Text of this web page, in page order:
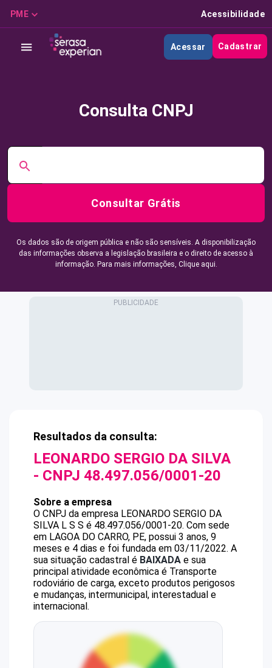
PME Acessibilidade
Acessar Cadastrar
Consulta CNPJ
Consultar Grátis
Os dados são de origem pública e não são sensíveis. A disponibilização
das informações observa a legislação brasileira e o direito de acesso à
informação. Para mais informações, Clique aqui.
Resultados da consulta:
LEONARDO SERGIO DA SILVA
- CNPJ 48.497.056/0001-20
Sobre a empresa
O CNPJ da empresa LEONARDO SERGIO DA
SILVA L S S é 48.497.056/0001-20. Com sede
em LAGOA DO CARRO, PE, possui 3 anos, 9
meses e 4 dias e foi fundada em 03/11/2022. A
sua situação cadastral é BAIXADA e sua
principal atividade econômica é Transporte
rodoviário de carga, exceto produtos perigosos
e mudanças, intermunicipal, interestadual e
internacional.